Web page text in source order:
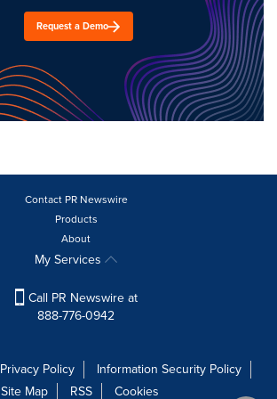
Request a Demo
Contact PR Newswire
Products
About
My Services
Call PR Newswire at
888-776-0942
Privacy Policy
Information Security Policy
Site Map
RSS Cookies